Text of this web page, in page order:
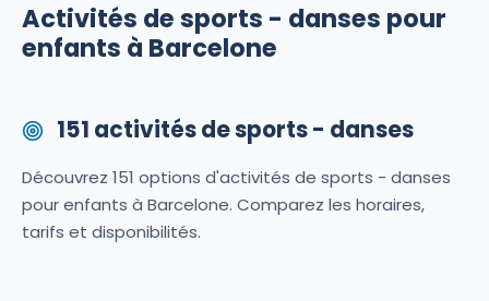
Activités de sports - danses pour
enfants à Barcelone
151 activités de sports - danses
Découvrez 151 options d'activités de sports - danses
pour enfants à Barcelone. Comparez les horaires,
tarifs et disponibilités.